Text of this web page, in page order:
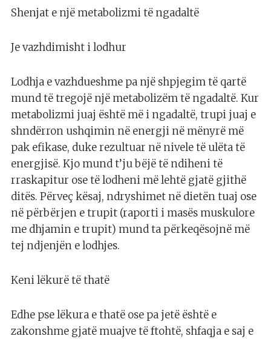
Shenjat e një metabolizmi të ngadaltë
Je vazhdimisht i lodhur
Lodhja e vazhdueshme pa një shpjegim të qartë
mund të tregojë një metabolizëm të ngadaltë. Kur
metabolizmi juaj është më i ngadaltë, trupi juaj e
shndërron ushqimin në energji në mënyrë më
pak efikase, duke rezultuar në nivele të ulëta të
energjisë. Kjo mund t’ju bëjë të ndiheni të
rraskapitur ose të lodheni më lehtë gjatë gjithë
ditës. Përveç kësaj, ndryshimet në dietën tuaj ose
në përbërjen e trupit (raporti i masës muskulore
me dhjamin e trupit) mund ta përkeqësojnë më
tej ndjenjën e lodhjes.
Keni lëkurë të thatë
Edhe pse lëkura e thatë ose pa jetë është e
zakonshme gjatë muajve të ftohtë, shfaqja e saj e